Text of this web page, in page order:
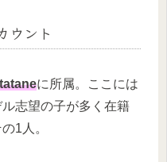
ウント
に所属。ここには
志望の子が多く在籍
1人。